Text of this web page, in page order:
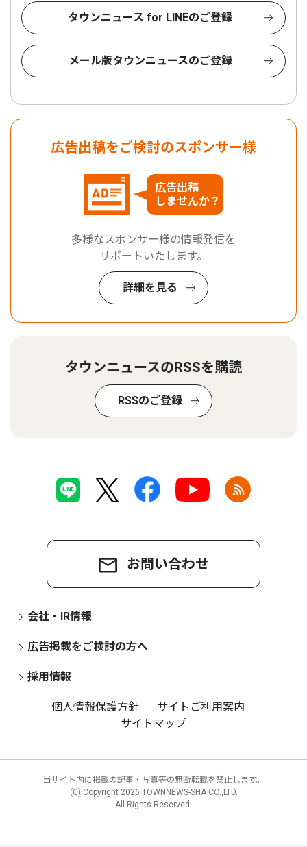
タウンニュース for LINEのご登録
メール版タウンニュースのご登録
広告出稿をご検討のスポンサー様
広告出稿
しませんか？
多様なスポンサー様の情報発信を
サポートいたします。
詳細を見る
タウンニュースのRSSを購読
RSSのご登録
お問い合わせ
会社・IR情報
広告掲載をご検討の方へ
採用情報
個人情報保護方針
サイトご利用案内
サイトマップ
当サイト内に掲載の記事・写真等の無断転載を禁止します。
(C) Copyright 2026 TOWNNEWS-SHA CO.,LTD.
All Rights Reserved.